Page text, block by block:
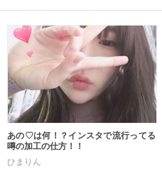
あの♡は何！？インスタで流行ってる
噂の加工の仕方！！
ひまりん